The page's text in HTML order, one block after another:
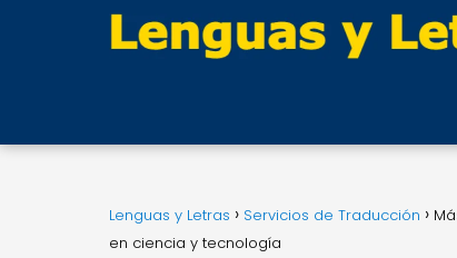
Lenguas y Letras Servicios de Traducción
en ciencia y tecnología